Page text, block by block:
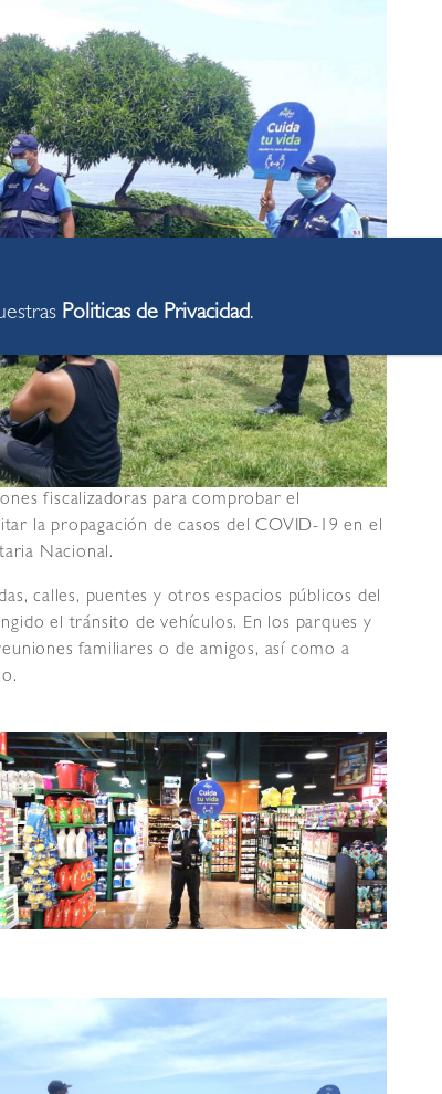
fiscalizadoras para comprobar el
la propagación de casos del COVID-19 en el
Nacional.
calles, puentes y otros espacios públicos del
el tránsito de vehículos. En los parques y
familiares o de amigos, así como a
Politicas de Privacidad.